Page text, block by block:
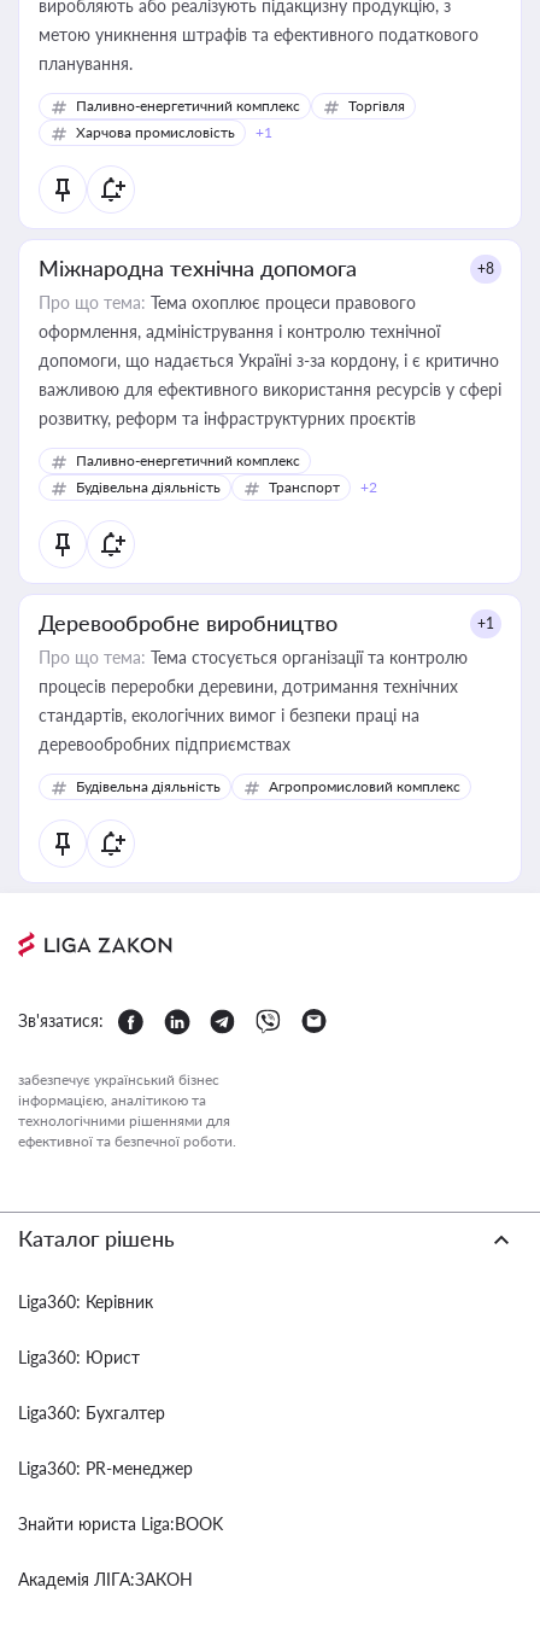
виробляють або реалізують підакцизну продукцію, з
метою уникнення штрафів та ефективного податкового
планування.
Паливно-енергетичний комплекс
Торгівля
Харчова промисловість
+1
Міжнародна технічна допомога +8
Про що тема: Тема охоплює процеси правового
оформлення, адміністрування і контролю технічної
допомоги, що надається Україні з-за кордону, і є критично
важливою для ефективного використання ресурсів у сфері
розвитку, реформ та інфраструктурних проєктів
Паливно-енергетичний комплекс
Будівельна діяльність
Транспорт +2
Деревообробне виробництво +1
Про що тема: Тема стосується організації та контролю
процесів переробки деревини, дотримання технічних
стандартів, екологічних вимог і безпеки праці на
деревообробних підприємствах
Будівельна діяльність Агропромисловий комплекс
Зв'язатися:
забезпечує український бізнес
інформацією, аналітикою та
технологічними рішеннями для
ефективної та безпечної роботи.
Каталог рішень
Liga360: Керівник
Liga360: Юрист
Liga360: Бухгалтер
Liga360: PR-менеджер
Знайти юриста Liga:BOOK
Академія ЛІГА:ЗАКОН